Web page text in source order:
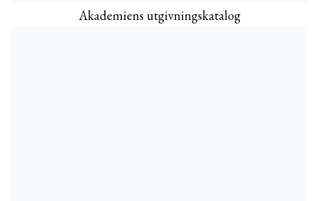
Akademiens utgivningskatalog